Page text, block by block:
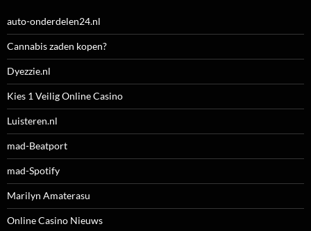
auto-onderdelen24.nl
Cannabis zaden kopen?
Dyezzie.nl
Kies 1 Veilig Online Casino
Luisteren.nl
mad-Beatport
mad-Spotify
Marilyn Amaterasu
Online Casino Nieuws